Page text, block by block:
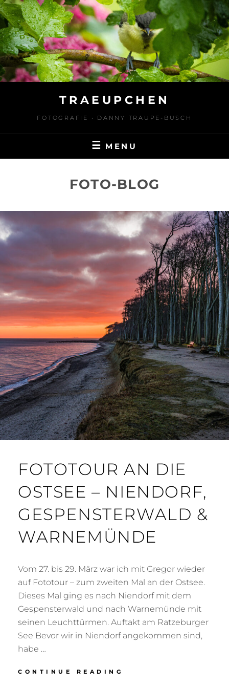
Skip
to
content
TRAEUPCHEN
FOTOGRAFIE • DANNY TRAUPE-BUSCH
MENU
FOTO-BLOG
FOTOTOUR AN DIE
OSTSEE – NIENDORF,
GESPENSTERWALD &
WARNEMÜNDE
Vom 27. bis 29. März war ich mit Gregor wieder
auf Fototour – zum zweiten Mal an der Ostsee.
Dieses Mal ging es nach Niendorf mit dem
Gespensterwald und nach Warnemünde mit
seinen Leuchttürmen. Auftakt am Ratzeburger
See Bevor wir in Niendorf angekommen sind,
habe …
CONTINUE READING